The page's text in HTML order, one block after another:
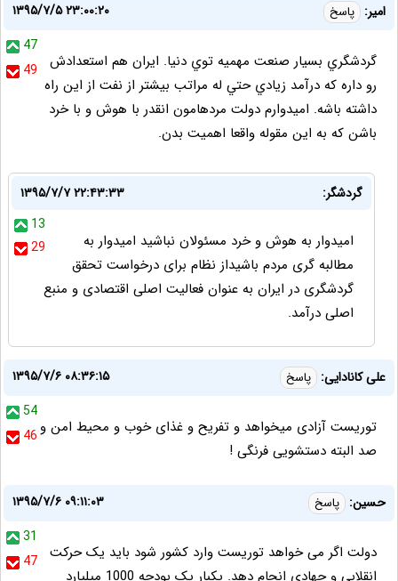
امير: پاسخ
۱۳۹۵/۷/۵ ۲۳:۰۰:۲۰
47
49
گردشگري بسيار صنعت مهميه توي دنيا. ايران هم استعدادش
رو داره كه درآمد زيادي حتي له مراتب بيشتر از نفت از اين راه
داشته باشه. اميدوارم دولت مردهامون انقدر با هوش و با خرد
باشن كه به اين مقوله واقعا اهميت بدن.
گردشگر:
۱۳۹۵/۷/۷ ۲۲:۴۳:۳۳
13
29
امیدوار به هوش و خرد مسئولان نباشید امیدوار به
مطالبه گری مردم باشیداز نظام برای درخواست تحقق
گردشگری در ایران به عنوان فعالیت اصلی اقتصادی و منبع
اصلی درآمد.
علی کانادایی: پاسخ
۱۳۹۵/۷/۶ ۰۸:۳۶:۱۵
54
46 توریست آزادی میخواهد و تفریح و غذای خوب و محیط امن و
صد البته دستشویی فرنگی !
حسین: پاسخ
۱۳۹۵/۷/۶ ۰۹:۱۱:۰۳
31
47
دولت اگر می خواهد توریست وارد کشور شود باید یک حرکت
انقلابی و جهادی انجام دهد. یکبار یک بودجه 1000 میلیارد